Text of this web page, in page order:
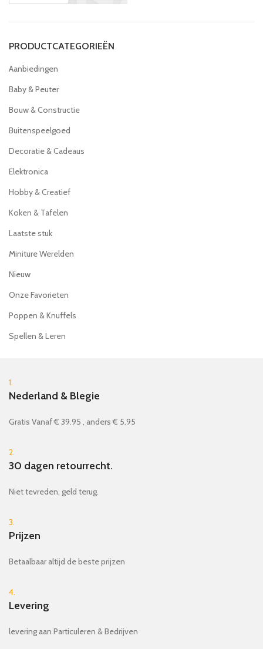
PRODUCTCATEGORIEËN
Aanbiedingen
Baby & Peuter
Bouw & Constructie
Buitenspeelgoed
Decoratie & Cadeaus
Elektronica
Hobby & Creatief
Koken & Tafelen
Laatste stuk
Miniture Werelden
Nieuw
Onze Favorieten
Poppen & Knuffels
Spellen & Leren
1.
Nederland & Blegie
Gratis Vanaf € 39.95 , anders € 5.95
2.
30 dagen retourrecht.
Niet tevreden, geld terug.
3.
Prijzen
Betaalbaar altijd de beste prijzen
4.
Levering
levering aan Particuleren & Bedrijven